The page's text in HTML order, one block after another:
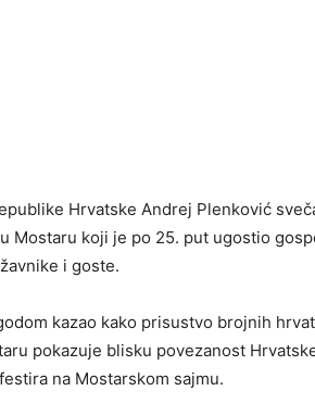
Hrvatske Andrej Plenković
Mostaru koji je po 25. put ugostio
i goste.
kazao kako prisustvo brojnih
pokazuje blisku povezanost
na Mostarskom sajmu.